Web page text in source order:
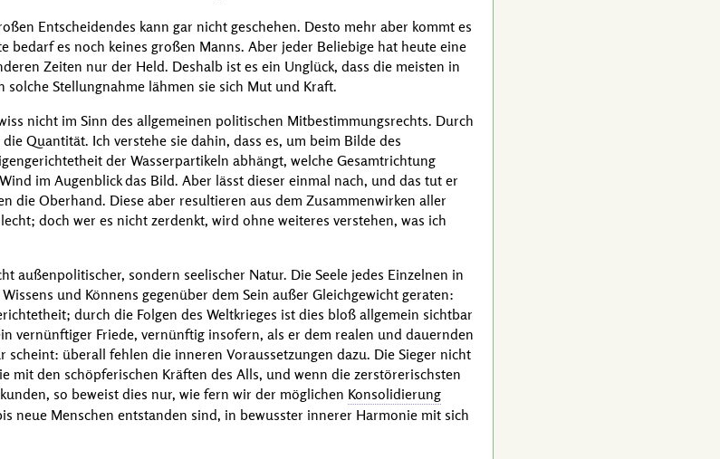
Entscheidendes kann gar nicht geschehen. Desto mehr aber kommt es
bedarf es noch keines großen Manns. Aber jeder Beliebige hat heute eine
Zeiten nur der Held. Deshalb ist es ein Unglück, dass die meisten in
Stellungnahme lähmen sie sich Mut und Kraft.
nicht im Sinn des allgemeinen politischen Mitbestimmungsrechts. Durch
Quantität. Ich verstehe sie dahin, dass es, um beim Bilde des
der Wasserpartikeln abhängt, welche Gesamtrichtung
im Augenblick das Bild. Aber lässt dieser einmal nach, und das tut er
die Oberhand. Diese aber resultieren aus dem Zusammenwirken aller
doch wer es nicht zerdenkt, wird ohne weiteres verstehen, was ich
außenpolitischer, sondern seelischer Natur. Die Seele jedes Einzelnen in
und Könnens gegenüber dem Sein außer Gleichgewicht geraten:
durch die Folgen des Weltkrieges ist dies bloß allgemein sichtbar
vernünftiger Friede, vernünftig insofern, als er dem realen und dauernden
überall fehlen die inneren Voraussetzungen dazu. Die Sieger nicht
mit den schöpferischen Kräften des Alls, und wenn die zerstörerischsten
so beweist dies nur, wie fern wir der möglichen Konsolidierung
neue Menschen entstanden sind, in bewusster innerer Harmonie mit sich